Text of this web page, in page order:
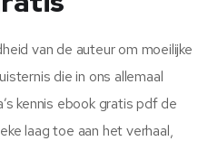
van de auteur om moeilijke
die in ons allemaal
kennis ebook gratis pdf de
laag toe aan het verhaal,